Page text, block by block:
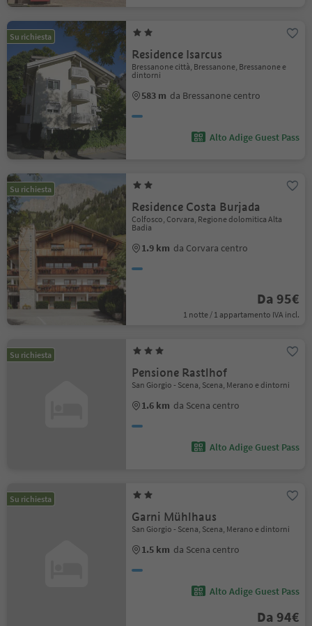
Su richiesta
Residence Isarcus
Bressanone città, Bressanone, Bressanone e
dintorni
583 m da Bressanone centro
Alto Adige Guest Pass
Su richiesta
Residence Costa Burjada
Colfosco, Corvara, Regione dolomitica Alta
Badia
1.9 km da Corvara centro
Da 95€
1 notte / 1 appartamento IVA incl.
Su richiesta
Pensione Rastlhof
San Giorgio - Scena, Scena, Merano e dintorni
1.6 km da Scena centro
Alto Adige Guest Pass
Su richiesta
Garni Mühlhaus
San Giorgio - Scena, Scena, Merano e dintorni
1.5 km da Scena centro
Alto Adige Guest Pass
Da 94€